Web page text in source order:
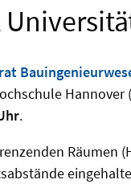
Hannover
.
Räumen